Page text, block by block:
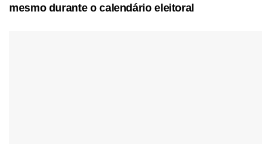
mesmo durante o calendário eleitoral